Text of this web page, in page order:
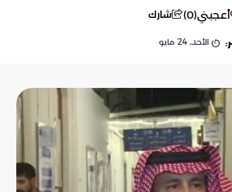
أعجبني(
0
) شارك
الأحد, 24 مايو